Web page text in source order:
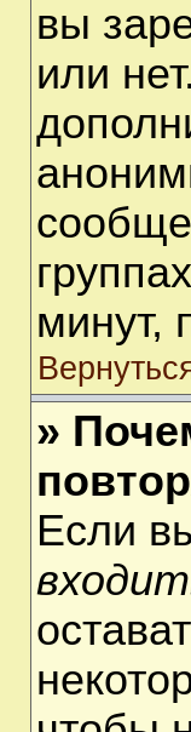
вы
или
минут,
»
Если